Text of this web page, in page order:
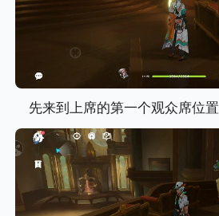
先来到上席的第一个观众席位置